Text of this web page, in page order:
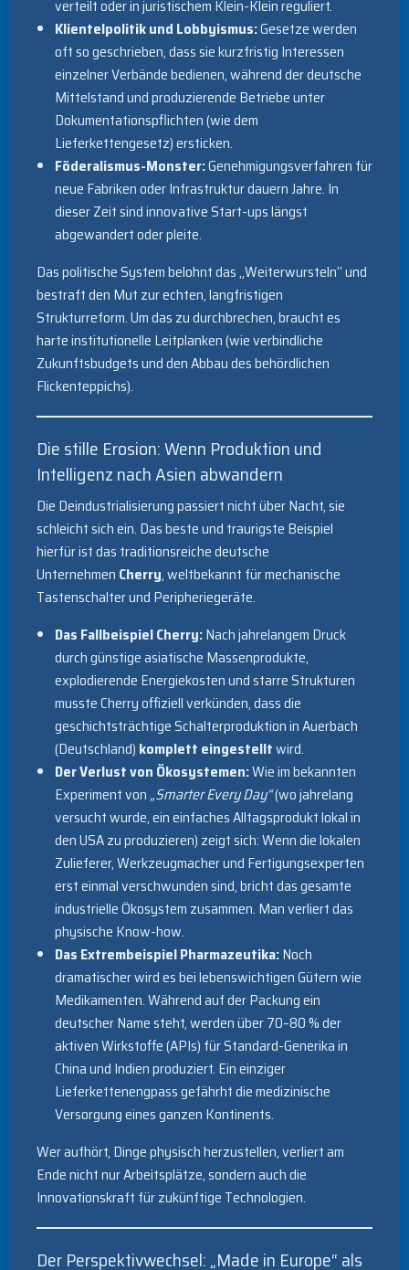
verteilt oder in juristischem Klein-Klein reguliert.
Klientelpolitik und Lobbyismus:Gesetze werden
oft so geschrieben, dass sie kurzfristig Interessen
einzelner Verbände bedienen, während der deutsche
Mittelstand und produzierende Betriebe unter
Dokumentationspflichten (wie dem
Lieferkettengesetz) ersticken.
Föderalismus-Monster:Genehmigungsverfahren für
neue Fabriken oder Infrastruktur dauern Jahre. In
dieser Zeit sind innovative Start-ups längst
abgewandert oder pleite.
Das politische System belohnt das „Weiterwursteln“ und
bestraft den Mut zur echten, langfristigen
Strukturreform. Um das zu durchbrechen, braucht es
harte institutionelle Leitplanken (wie verbindliche
Zukunftsbudgets und den Abbau des behördlichen
Flickenteppichs).
Die stille Erosion: Wenn Produktion und
Intelligenz nach Asien abwandern
Die Deindustrialisierung passiert nicht über Nacht, sie
schleicht sich ein. Das beste und traurigste Beispiel
hierfür ist das traditionsreiche deutsche
Unternehmen Cherry, weltbekannt für mechanische
Tastenschalter und Peripheriegeräte.
Das Fallbeispiel Cherry:Nach jahrelangem Druck
durch günstige asiatische Massenprodukte,
explodierende Energiekosten und starre Strukturen
musste Cherry offiziell verkünden, dass die
geschichtsträchtige Schalterproduktion in Auerbach
(Deutschland) komplett eingestelltwird.
Der Verlust von Ökosystemen:Wie im bekannten
Experiment von „Smarter Every Day“(wo jahrelang
versucht wurde, ein einfaches Alltagsprodukt lokal in
den USA zu produzieren) zeigt sich: Wenn die lokalen
Zulieferer, Werkzeugmacher und Fertigungsexperten
erst einmal verschwunden sind, bricht das gesamte
industrielle Ökosystem zusammen. Man verliert das
physische Know-how.
Das Extrembeispiel Pharmazeutika:Noch
dramatischer wird es bei lebenswichtigen Gütern wie
Medikamenten. Während auf der Packung ein
deutscher Name steht, werden über 70–80 % der
aktiven Wirkstoffe (APIs) für Standard-Generika in
China und Indien produziert. Ein einziger
Lieferkettenengpass gefährht die medizinische
Versorgung eines ganzen Kontinents.
Wer aufhört, Dinge physisch herzustellen, verliert am
Ende nicht nur Arbeitsplätze, sondern auch die
Innovationskraft für zukünftige Technologien.
Der Perspektivwechsel: „Made in Europe“ als